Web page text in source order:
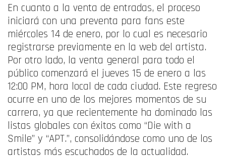
En cuanto a la venta de entradas, el proceso
iniciará con una preventa para fans este
miércoles 14 de enero, por lo cual es necesario
registrarse previamente en la web del artista.
Por otro lado, la venta general para todo el
público comenzará el jueves 15 de enero a las
12:00 PM, hora local de cada ciudad. Este regreso
ocurre en uno de los mejores momentos de su
carrera, ya que recientemente ha dominado las
listas globales con éxitos como “Die with a
Smile” y “APT.”, consolidándose como uno de los
artistas más escuchados de la actualidad.